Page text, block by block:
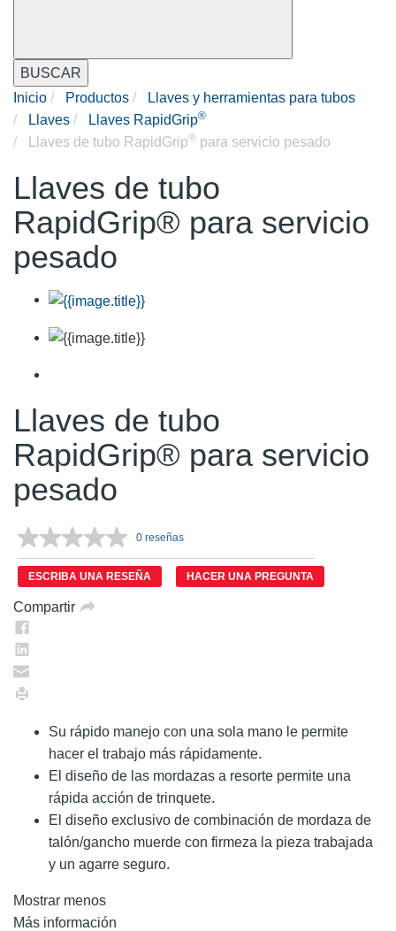
BUSCAR
Inicio
Productos
Llaves y herramientas para tubos
Llaves
Llaves RapidGrip®
Llaves de tubo RapidGrip® para servicio pesado
Llaves de tubo
RapidGrip® para servicio
pesado
Llaves de tubo
RapidGrip® para servicio
pesado
Sin
puntuación.
Enlace
en
0 reseñas
ESCRIBA UNA RESEÑA HACER UNA PREGUNTA
Compartir
Su rápido manejo con una sola mano le permite
hacer el trabajo más rápidamente.
El diseño de las mordazas a resorte permite una
rápida acción de trinquete.
El diseño exclusivo de combinación de mordaza de
talón/gancho muerde con firmeza la pieza trabajada
y un agarre seguro.
Mostrar menos
Más información